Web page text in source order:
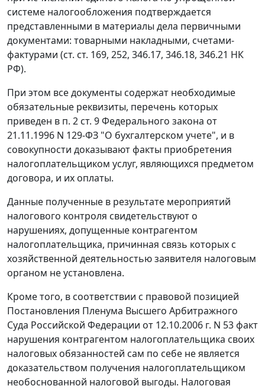
системе налогообложения подтверждается
представленными в материалы дела первичными
документами: товарными накладными, счетами-
фактурами (ст. ст. 169, 252, 346.17, 346.18, 346.21 НК
РФ).
При этом все документы содержат необходимые
обязательные реквизиты, перечень которых
приведен в п. 2 ст. 9Федерального закона от
21.11.1996 N 129-ФЗ "О бухгалтерском учете", и в
совокупности доказывают факты приобретения
налогоплательщиком услуг, являющихся предметом
договора, и их оплаты.
Данные полученные в результате мероприятий
налогового контроля свидетельствуют о
нарушениях, допущенные контрагентом
налогоплательщика, причинная связь которых с
хозяйственной деятельностью заявителя налоговым
органом не установлена.
Кроме того, в соответствии с правовой позицией
Постановления Пленума Высшего Арбитражного
Суда Российской Федерации от 12.10.2006 г. N 53 факт
нарушения контрагентом налогоплательщика своих
налоговых обязанностей сам по себе не является
доказательством получения налогоплательщиком
необоснованной налоговой выгоды. Налоговая